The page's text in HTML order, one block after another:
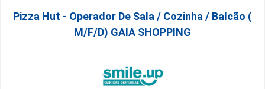
Pizza Hut - Operador De Sala / Cozinha / Balcão (
M/f/d) GAIA SHOPPING